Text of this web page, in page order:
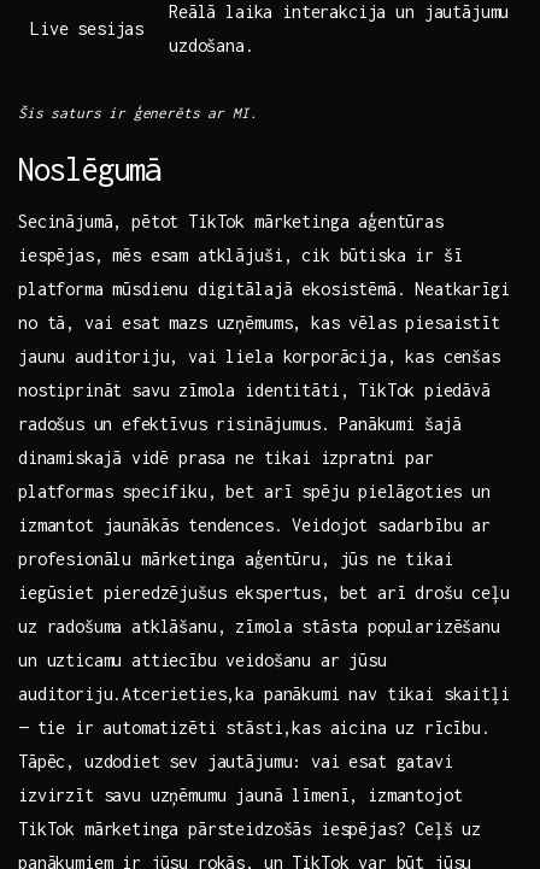
Live ‍sesijas
Reālā laika interakcija un jautājumu
uzdošana.
Šis ‌saturs ir ģenerēts ar MI.
Noslēgumā
Secinājumā, pētot ​TikTok mārketinga aģentūras
iespējas, mēs esam atklājuši, cik būtiska ir šī
platforma mūsdienu digitālajā ekosistēmā. Neatkarīgi
no tā, vai esat mazs ​uzņēmums, kas‍ vēlas piesaistīt
jaunu auditoriju, vai liela korporācija, kas cenšas
nostiprināt savu zīmola identitāti, TikTok ⁢piedāvā
radošus ⁢un ⁢efektīvus risinājumus. Panākumi šajā
⁤dinamiskajā ⁣vidē prasa ne tikai izpratni par
platformas specifiku, bet arī spēju ⁣pielāgoties un
izmantot jaunākās tendences. Veidojot sadarbību ar
profesionālu mārketinga aģentūru, jūs ne tikai
iegūsiet pieredzējušus ekspertus, bet arī drošu ceļu
uz‍ radošuma‌ atklāšanu, zīmola stāsta popularizēšanu
un uzticamu attiecību veidošanu ar jūsu
auditoriju.Atcerieties,ka panākumi nav tikai skaitļi
— ⁣tie ir automatizēti stāsti,kas aicina uz rīcību.
Tāpēc, uzdodiet sev jautājumu: vai esat gatavi
izvirzīt savu uzņēmumu jaunā līmenī, izmantojot
TikTok mārketinga pārsteidzošās iespējas? Ceļš uz
panākumiem ir jūsu ‌rokās, ‌un TikTok var būt jūsu